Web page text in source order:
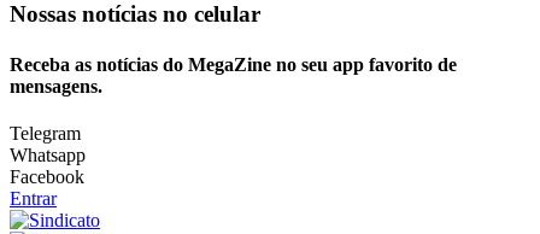
Nossas notícias no celular
Receba as notícias do MegaZine no seu app favorito de
mensagens.
Telegram
Whatsapp
Facebook
Entrar